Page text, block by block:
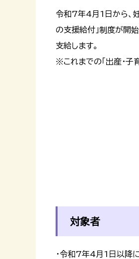
令和7年4月1日から、
の支援給付」制度が開
支給します。
※これまでの「出産・子
対象者
・令和7年4月1日以降